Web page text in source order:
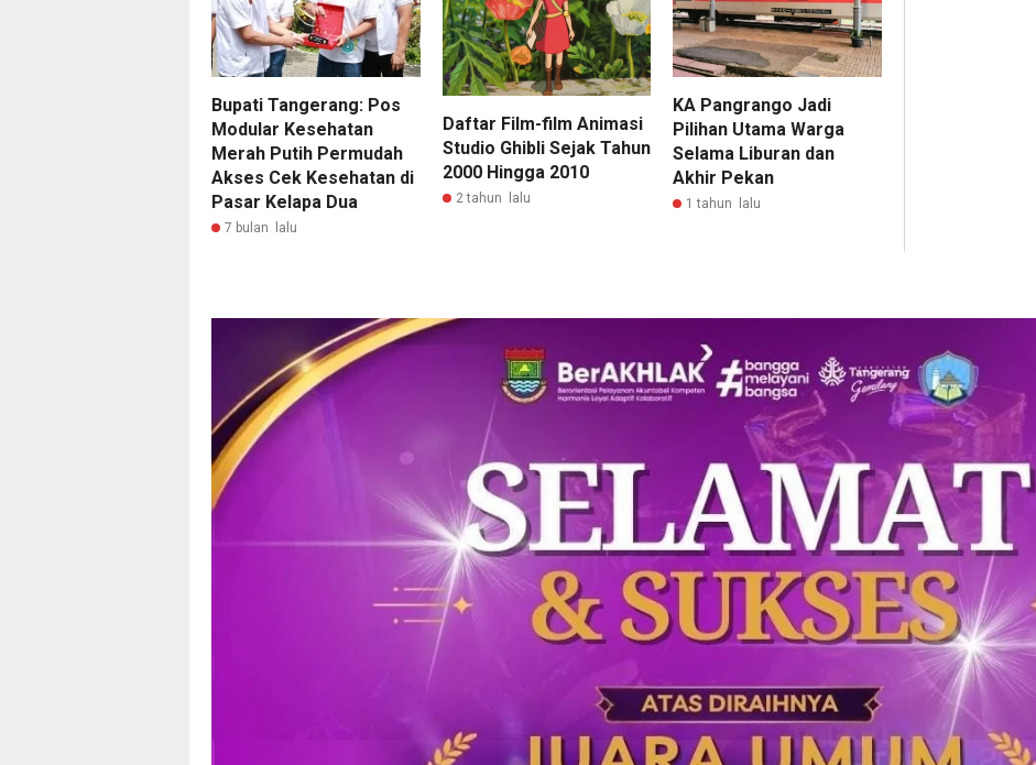
Bupati Tangerang: Pos
Modular Kesehatan
Merah Putih Permudah
Akses Cek Kesehatan di
Pasar Kelapa Dua
7 bulan lalu
Daftar Film-film Animasi
Studio Ghibli Sejak Tahun
2000 Hingga 2010
2 tahun lalu
KA Pangrango Jadi
Pilihan Utama Warga
Selama Liburan dan
Akhir Pekan
1 tahun lalu